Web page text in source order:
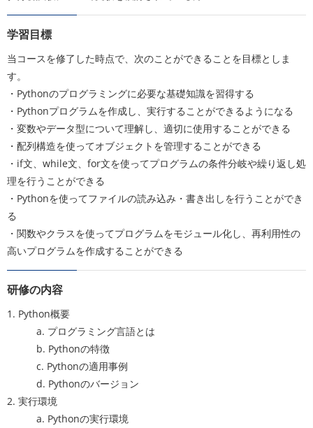
学習目標
当コースを修了した時点で、次のことができることを目標としま
す。
・Pythonのプログラミングに必要な基礎知識を習得する
・Pythonプログラムを作成し、実行することができるようになる
・変数やデータ型について理解し、適切に使用することができる
・配列構造を使ってオブジェクトを管理することができる
・if文、while文、for文を使ってプログラムの条件分岐や繰り返し処
理を行うことができる
・Pythonを使ってファイルの読み込み・書き出しを行うことができ
る
・関数やクラスを使ってプログラムをモジュール化し、再利用性の
高いプログラムを作成することができる
研修の内容
1. Python概要
a. プログラミング言語とは
b. Pythonの特徴
c. Pythonの適用事例
d. Pythonのバージョン
2. 実行環境
a. Pythonの実行環境